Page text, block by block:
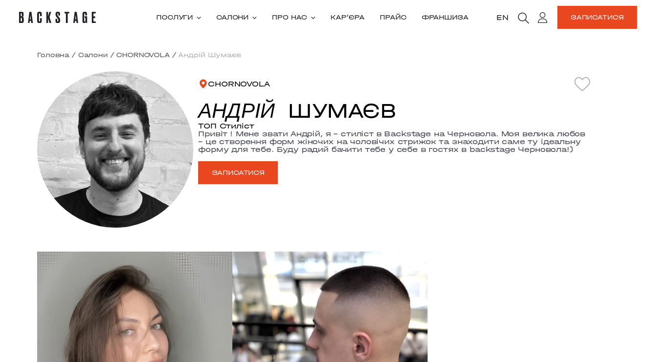
ПОСЛУГИ САЛОНИ ПРО НАС КАРʼЄРА ПРАЙС ФРАНШИЗА EN ЗАПИСАТИСЯ
Головна / Салони / CHORNOVOLA / Андрій Шумаєв
CHORNOVOLA
АНДРІЙ ШУМАЄВ
ТОП Стиліст
Привіт ! Мене звати Андрій, я – стиліст в Backstage на Черновола. Моя велика любов
– це створення форм жіночих на чоловічих стрижок та знаходити саме ту ідеальну
форму для тебе. Буду радий бачити тебе у себе в гостях в backstage Черновола!)
ЗАПИСАТИСЯ